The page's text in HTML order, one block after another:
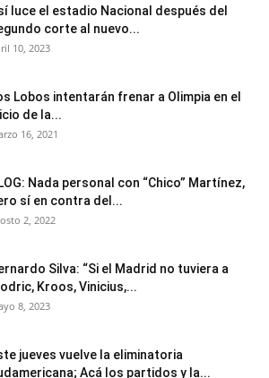
luce el estadio Nacional después del
corte al nuevo...
10, 2023
Lobos intentarán frenar a Olimpia en el
de la...
16, 2021
Nada personal con “Chico” Martínez,
sí en contra del...
2, 2022
Silva: “Si el Madrid no tuviera a
Kroos, Vinicius,...
8, 2023
jueves vuelve la eliminatoria
Acá los partidos y la...